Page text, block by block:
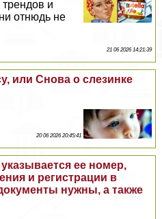
и
отнюдь не
21 06 2026 14:21:39
или Снова о слезинке
20 06 2026 20:45:41
ее номер,
и регистрации в
нужны, а также